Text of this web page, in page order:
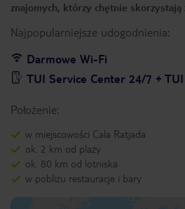
znajomych, którzy chętnie skorzystają
Najpopularniejsze udogodnienia:
Darmowe Wi-Fi
TUI Service Center 24/7 +
Położenie:
w miejscowości Cala Ratjada
ok. 2 km od plaży
ok. 80 km od lotniska
w pobliżu restauracje i bary